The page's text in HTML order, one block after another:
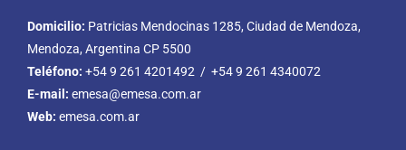
Domicilio: Patricias Mendocinas 1285, Ciudad de Mendoza,
Mendoza, Argentina CP 5500
Teléfono: +54 9 261 4201492 / +54 9 261 4340072
E-mail: emesa@emesa.com.ar
Web: emesa.com.ar